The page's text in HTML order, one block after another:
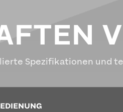
Spezifikationen und